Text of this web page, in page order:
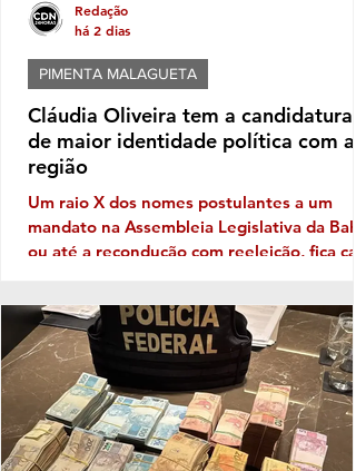
Cláudia Oliveira tem a candidatura
de maior identidade política com a
região
Um raio X dos nomes postulantes a um
mandato na Assembleia Legislativa da
ou até a recondução com reeleição, fica
Identidade com o eleitor de cada região.
território da Costa do Descobrimento, com
abrangência na Costa das Baleias, ou seja,
no grande Extremo Sul baiano, entre as
tantas candidaturas para ocupar uma vaga
de deputado (a) nas eleições de outubro
próximo a que mais aparece com solidez
PIMENTA MALAGUETA
Redação
há 2 dias